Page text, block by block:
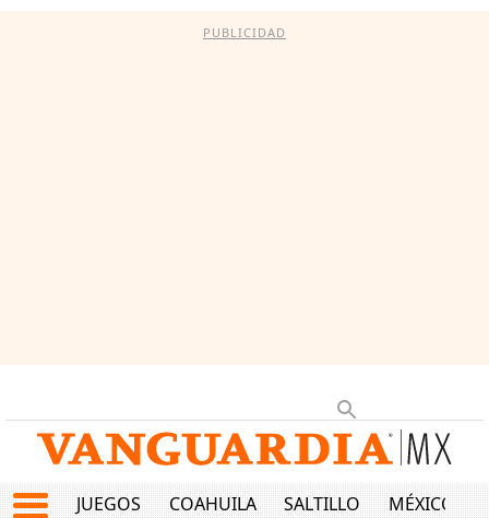
PUBLICIDAD
JUEGOS COAHUILA SALTILLO MÉXICO